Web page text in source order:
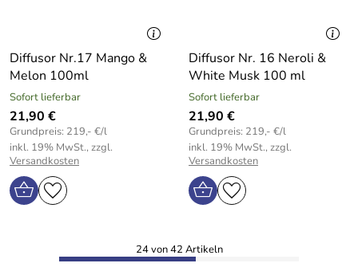
Diffusor Nr.17 Mango &
Melon 100ml
Sofort lieferbar
21,90 €
Grundpreis: 219,- €/l
inkl. 19% MwSt., zzgl.
Versandkosten
Diffusor Nr. 16 Neroli &
White Musk 100 ml
Sofort lieferbar
21,90 €
Grundpreis: 219,- €/l
inkl. 19% MwSt., zzgl.
Versandkosten
24 von 42 Artikeln